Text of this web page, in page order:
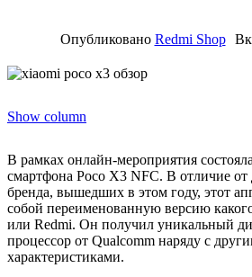
Опубликовано Redmi Shop
Show column
В рамках онлайн-мероприятия
смартфона Poco X3 NFC. В отличие от
бренда, вышедших в этом году, этот
собой переименованную версию
или Redmi. Он получил уникальный
процессор от Qualcomm наряду с
характеристиками.